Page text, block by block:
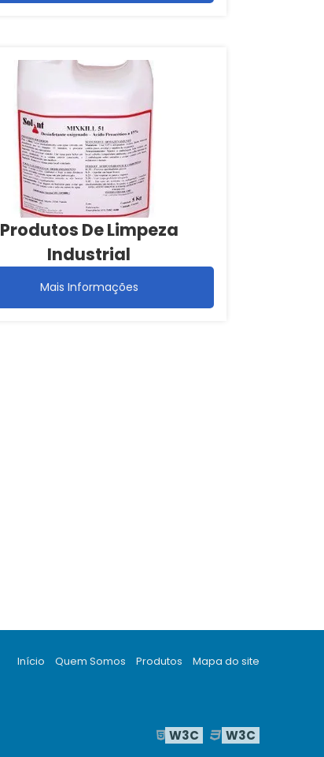
Produtos De Limpeza
Industrial
Mais Informações
Início Quem Somos Produtos Mapa do site
W3C W3C